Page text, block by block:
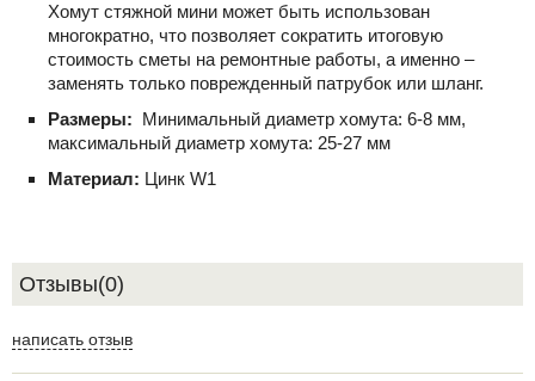
Хомут стяжной мини может быть использован
многократно, что позволяет сократить итоговую
стоимость сметы на ремонтные работы, а именно –
заменять только поврежденный патрубок или шланг.
Размеры: Минимальный диаметр хомута: 6-8 мм,
максимальный диаметр хомута: 25-27 мм
Материал: Цинк W1
Отзывы(0)
написать отзыв